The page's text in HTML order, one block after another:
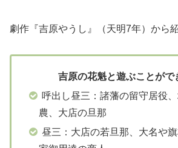
劇作『吉原やうし』（天明7年）から
吉原の花魁と遊ぶことがで
呼出し昼三：諸藩の留守居役
農、大店の旦那
昼三：大店の若旦那、大名や